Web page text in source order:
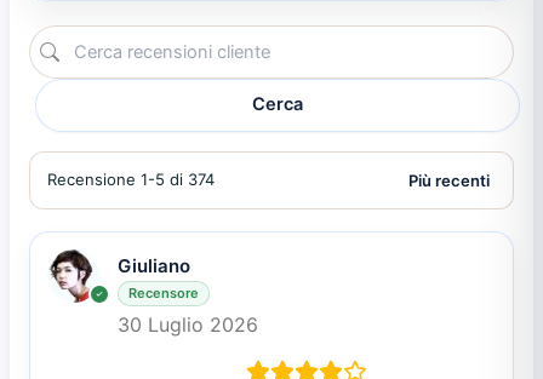
Cerca
Recensione 1-5 di 374
Giuliano
Recensore
30 Luglio 2026